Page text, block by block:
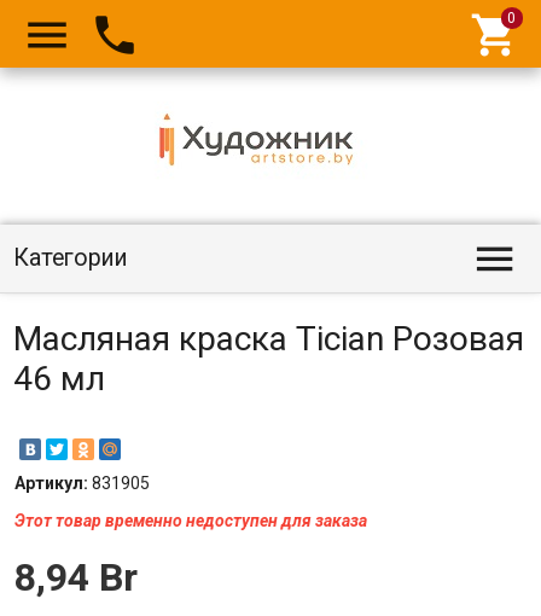
  
Категории 
Масляная краска Tician Розовая
46 мл
Артикул: 831905
Этот товар временно недоступен для заказа
8,94 Br